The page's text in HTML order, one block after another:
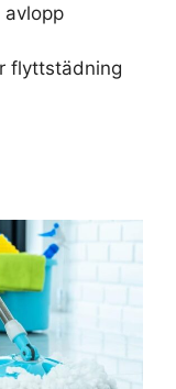
avlopp
flyttstädning